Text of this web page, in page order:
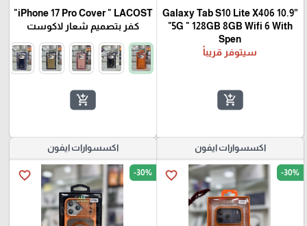
Galaxy Tab S10 Lite X406 10.9”
"5G " 128GB 8GB Wifi 6 With
Spen
سيتوفر قريباً
add_shopping_cart
iPhone 17 Pro Cover " LACOST"
كفر بتصميم شعار لاكوست
add_shopping_cart
اكسسوارات ايفون
favorite_border -30%
اكسسوارات ايفون
favorite_border -30%